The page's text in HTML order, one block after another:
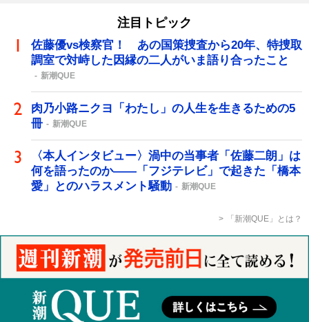
注目トピック
佐藤優vs検察官！ あの国策捜査から20年、特捜取
調室で対峙した因縁の二人がいま語り合ったこと
新潮QUE
肉乃小路ニクヨ「わたし」の人生を生きるための5
冊
新潮QUE
〈本人インタビュー〉渦中の当事者「佐藤二朗」は
何を語ったのか――「フジテレビ」で起きた「橋本
愛」とのハラスメント騒動
新潮QUE
「新潮QUE」とは？